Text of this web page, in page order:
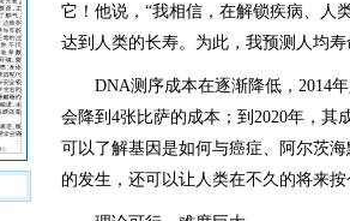
它！他说，“我相信，在解锁疾病、人
达到人类的长寿。为此，我预测人均
DNA测序成本在逐渐降低，2014年
会降到4张比萨的成本；到2020年，其
可以了解基因是如何与癌症、阿尔茨
的发生，还可以让人类在不久的将来